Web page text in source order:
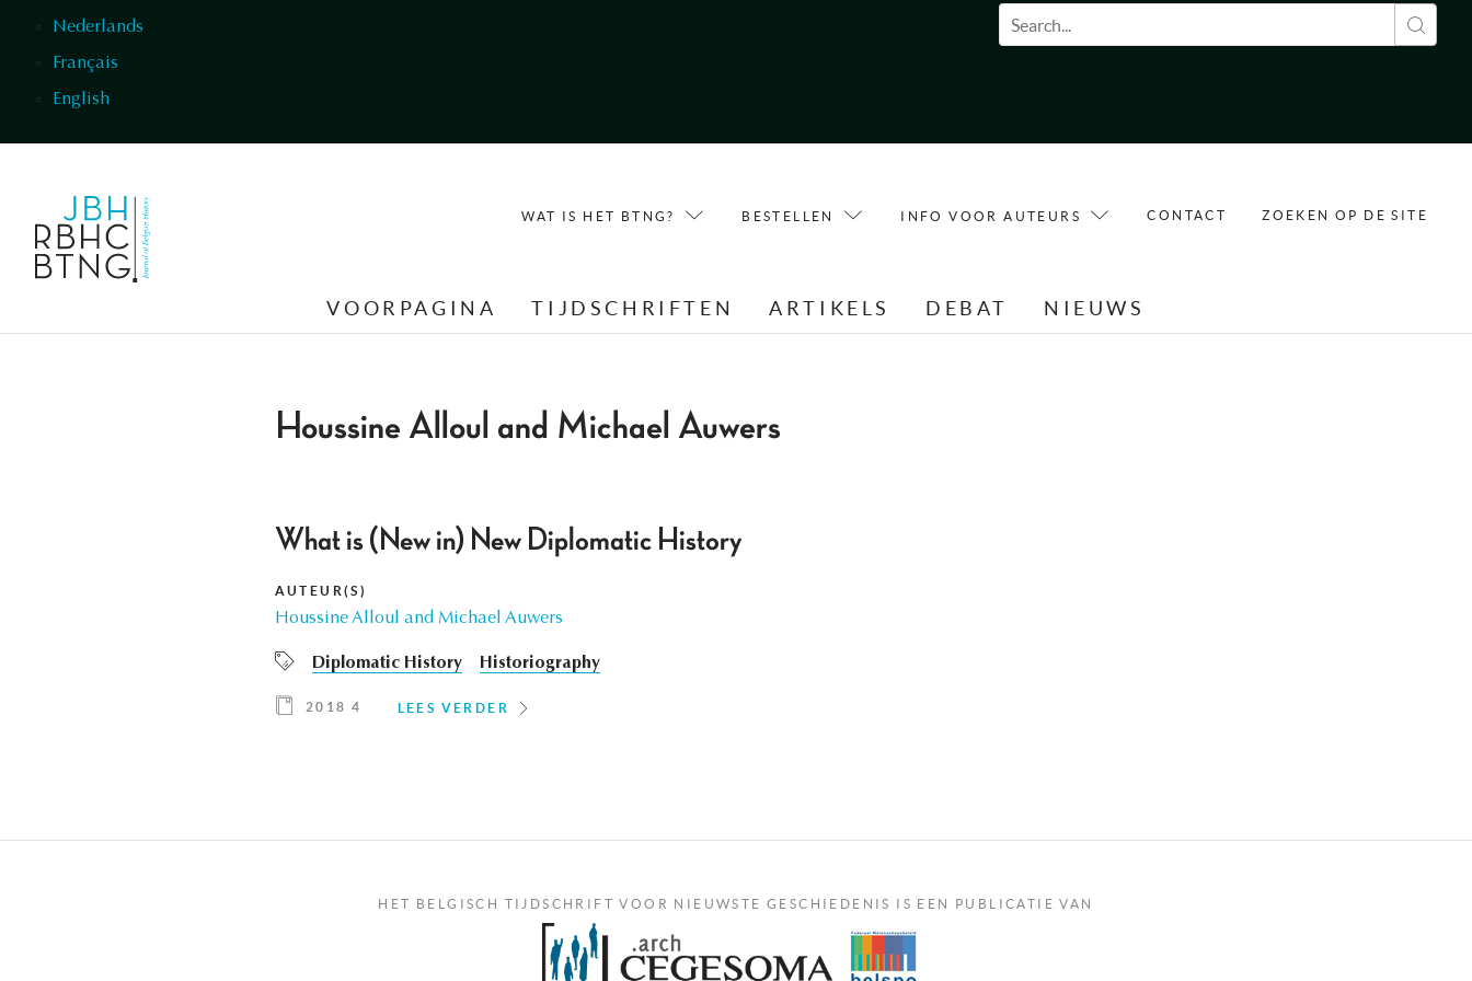
Nederlands
Français
English
Zoekveld
WAT IS HET BTNG? BESTELLEN INFO VOOR AUTEURS CONTACT ZOEKEN OP DE SITE
VOORPAGINA TIJDSCHRIFTEN ARTIKELS DEBAT NIEUWS
Houssine Alloul and Michael Auwers
What is (New in) New Diplomatic History
AUTEUR(S)
Houssine Alloul and Michael Auwers
Diplomatic History Historiography
2018 4 LEES VERDER
HET BELGISCH TIJDSCHRIFT VOOR NIEUWSTE GESCHIEDENIS IS EEN PUBLICATIE VAN